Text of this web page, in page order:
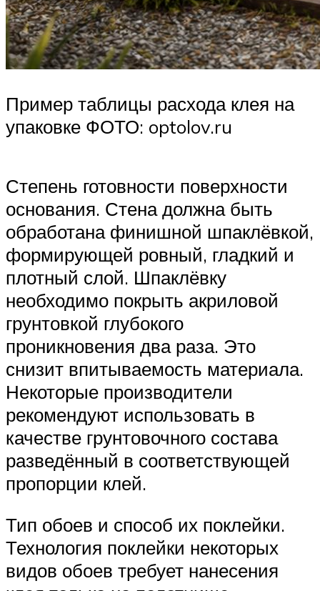
Пример таблицы расхода клея на
упаковке ФОТО: optolov.ru
Степень готовности поверхности
основания. Стена должна быть
обработана финишной шпаклёвкой,
формирующей ровный, гладкий и
плотный слой. Шпаклёвку
необходимо покрыть акриловой
грунтовкой глубокого
проникновения два раза. Это
снизит впитываемость материала.
Некоторые производители
рекомендуют использовать в
качестве грунтовочного состава
разведённый в соответствующей
пропорции клей.
Тип обоев и способ их поклейки.
Технология поклейки некоторых
видов обоев требует нанесения